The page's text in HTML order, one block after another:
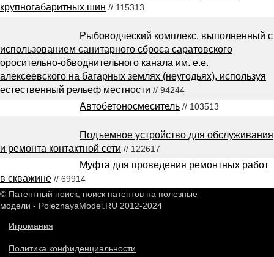
крупногабаритных шин // 115313
Рыбоводческий комплекс, выполненный с
использованием санитарного сброса саратовского
оросительно-обводнительного канала им. е.е.
алексеевского на багарных землях (неугодьях), используя
естественный рельеф местности // 94244
Автобетоносмеситель // 103513
Подъемное устройство для обслуживания
и ремонта контактной сети // 122617
Муфта для проведения ремонтных работ
в скважине // 69914
© Патентный поиск, поиск патентов на полезные
модели - PoleznayaModel.RU 2012-2024
Игромания
Политика конфиденциальности